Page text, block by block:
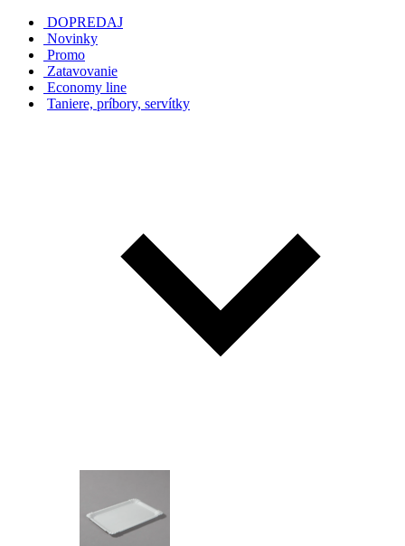
DOPREDAJ
Novinky
Promo
Zatavovanie
Economy line
Taniere, príbory, servítky